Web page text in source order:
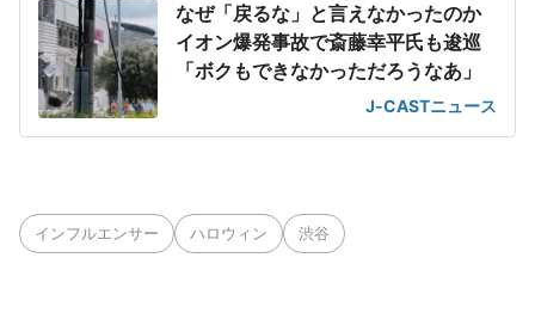
なぜ「戻るな」と言えなかったのか
イオン爆発事故で斎藤幸平氏も逡巡
「ボクもできなかっただろうなあ」
J-CASTニュース
インフルエンサー ハロウィン 渋谷